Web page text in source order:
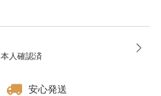
本人確認済
安心発送